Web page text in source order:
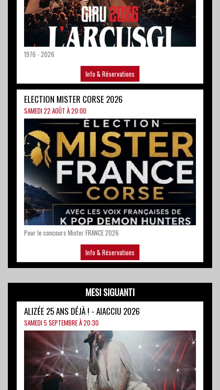
Info & Réservations
ELECTION MISTER CORSE 2026
SAMEDI 22 AOÛT À 20:00
Pour le concours Mister FRANCE 2026
Info & Réservations
MESI SIGUANTI
ALIZÉE 25 ANS DÉJÀ ! - AIACCIU 2026
SAMEDI 5 SEPTEMBRE À 20:30
U Palatinu